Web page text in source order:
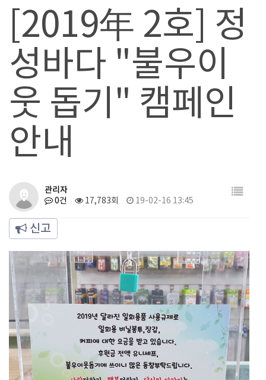
[2019年 2호] 정
성바다 "불우이
웃 돕기" 캠페인
안내
관리자
0건 17,783회 19-02-16 13:45
신고